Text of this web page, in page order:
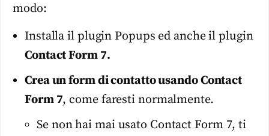
modo:
Installa il plugin Popups ed anche il plugin
Contact Form 7.
Crea un form di contatto usando Contact
Form 7, come faresti normalmente.
Se non hai mai usato Contact Form 7, ti